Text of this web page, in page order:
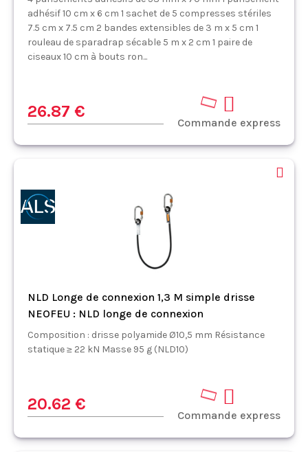
adhésif 10 cm x 6 cm 1 sachet de 5 compresses stériles
7.5 cm x 7.5 cm 2 bandes extensibles de 3 m x 5 cm 1
rouleau de sparadrap sécable 5 m x 2 cm 1 paire de
ciseaux 10 cm à bouts ron...
26.87 €
Commande express
NLD Longe de connexion 1,3 M simple drisse
NEOFEU : NLD longe de connexion
Composition : drisse polyamide Ø10,5 mm Résistance
statique ≥ 22 kN Masse 95 g (NLD10)
20.62 €
Commande express